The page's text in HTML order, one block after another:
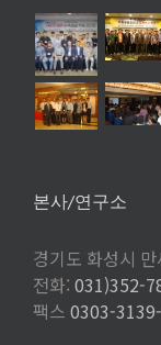
본사/연구소
경기도 화성시
전화: 031)352-
팩스 0303-